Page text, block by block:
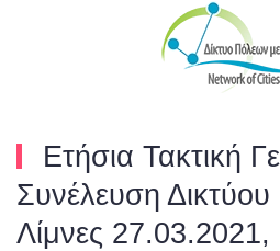
Skip to main content
Ετήσια Τακτική
Συνέλευση
Λίμνες